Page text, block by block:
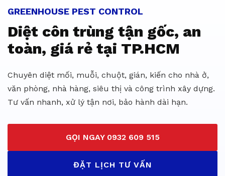
GREENHOUSE PEST CONTROL
Diệt côn trùng tận gốc, an
toàn, giá rẻ tại TP.HCM
Chuyên diệt mối, muỗi, chuột, gián, kiến cho nhà ở,
văn phòng, nhà hàng, siêu thị và công trình xây dựng.
Tư vấn nhanh, xử lý tận nơi, bảo hành dài hạn.
GỌI NGAY 0932 609 515
ĐẶT LỊCH TƯ VẤN